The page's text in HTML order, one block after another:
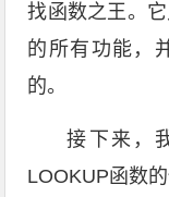
找函数之王。
的所有功能，
的。
接下来，
LOOKUP函数的